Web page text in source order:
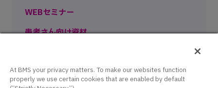
WEBセミナー
患者さん向け資材
At BMS your privacy matters. To make our websites function
properly we use certain cookies that are enabled by default